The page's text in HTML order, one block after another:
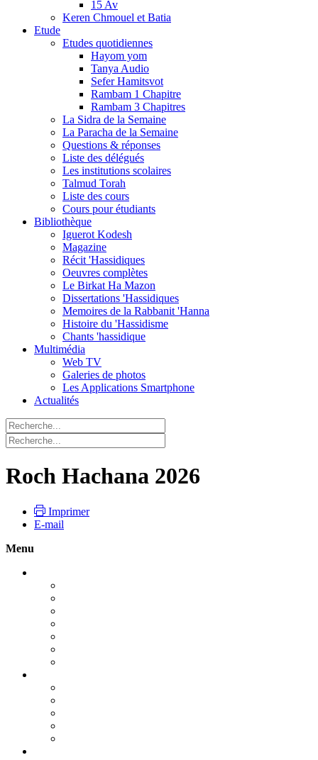
15 Av
Keren Chmouel et Batia
Etude
Etudes quotidiennes
Hayom yom
Tanya Audio
Sefer Hamitsvot
Rambam 1 Chapitre
Rambam 3 Chapitres
La Sidra de la Semaine
La Paracha de la Semaine
Questions & réponses
Liste des délégués
Les institutions scolaires
Talmud Torah
Liste des cours
Cours pour étudiants
Bibliothèque
Iguerot Kodesh
Magazine
Récit 'Hassidiques
Oeuvres complètes
Le Birkat Ha Mazon
Dissertations 'Hassidiques
Memoires de la Rabbanit 'Hanna
Histoire du 'Hassidisme
Chants 'hassidique
Multimédia
Web TV
Galeries de photos
Les Applications Smartphone
Actualités
Roch Hachana 2026
Imprimer
E-mail
Menu